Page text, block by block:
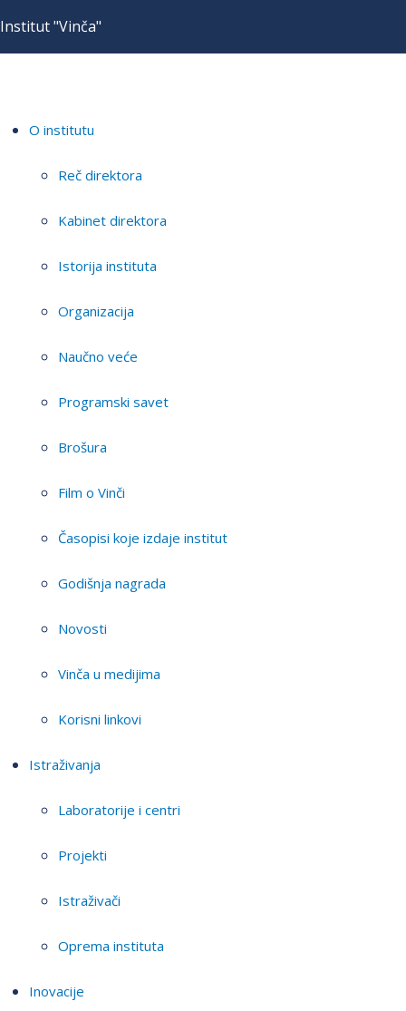
Institut "Vinča"
O institutu
Reč direktora
Kabinet direktora
Istorija instituta
Organizacija
Naučno veće
Programski savet
Brošura
Film o Vinči
Časopisi koje izdaje institut
Godišnja nagrada
Novosti
Vinča u medijima
Korisni linkovi
Istraživanja
Laboratorije i centri
Projekti
Istraživači
Oprema instituta
Inovacije